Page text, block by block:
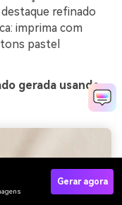
refinado
imprima com
pastel
gerada usando
Gerar agora